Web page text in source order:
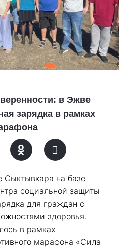
в Эжве
зарядка в рамках
на базе
социальной защиты
для граждан с
здоровья.
в рамках
марафона «Сила